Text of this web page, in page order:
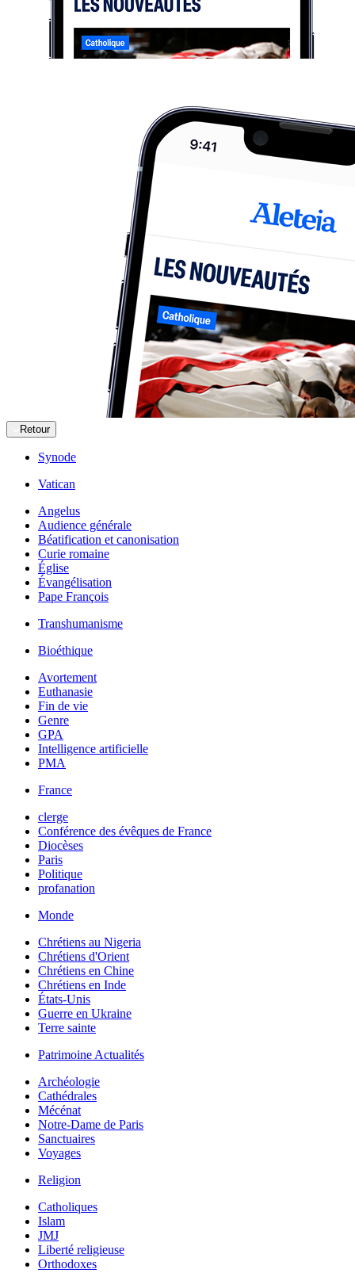
Retour
Synode
Vatican
Angelus
Audience générale
Béatification et canonisation
Curie romaine
Église
Évangélisation
Pape François
Transhumanisme
Bioéthique
Avortement
Euthanasie
Fin de vie
Genre
GPA
Intelligence artificielle
PMA
France
clerge
Conférence des évêques de France
Diocèses
Paris
Politique
profanation
Monde
Chrétiens au Nigeria
Chrétiens d'Orient
Chrétiens en Chine
Chrétiens en Inde
États-Unis
Guerre en Ukraine
Terre sainte
Patrimoine Actualités
Archéologie
Cathédrales
Mécénat
Notre-Dame de Paris
Sanctuaires
Voyages
Religion
Catholiques
Islam
JMJ
Liberté religieuse
Orthodoxes